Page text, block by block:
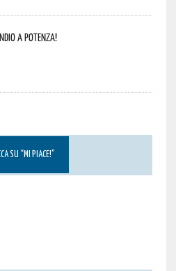
a Potenza!
SU “MI PIACE!”